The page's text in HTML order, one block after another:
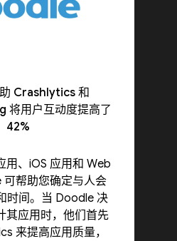
Crashlytics 和
将用户互动度提高了
42%
用、iOS 应用和 Web
帮助您确定与人会
时间。当 Doodle 决
其应用时，他们首先
来提高应用质量，